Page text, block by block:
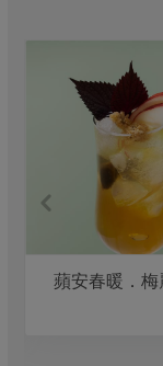
蘋安春暖．梅